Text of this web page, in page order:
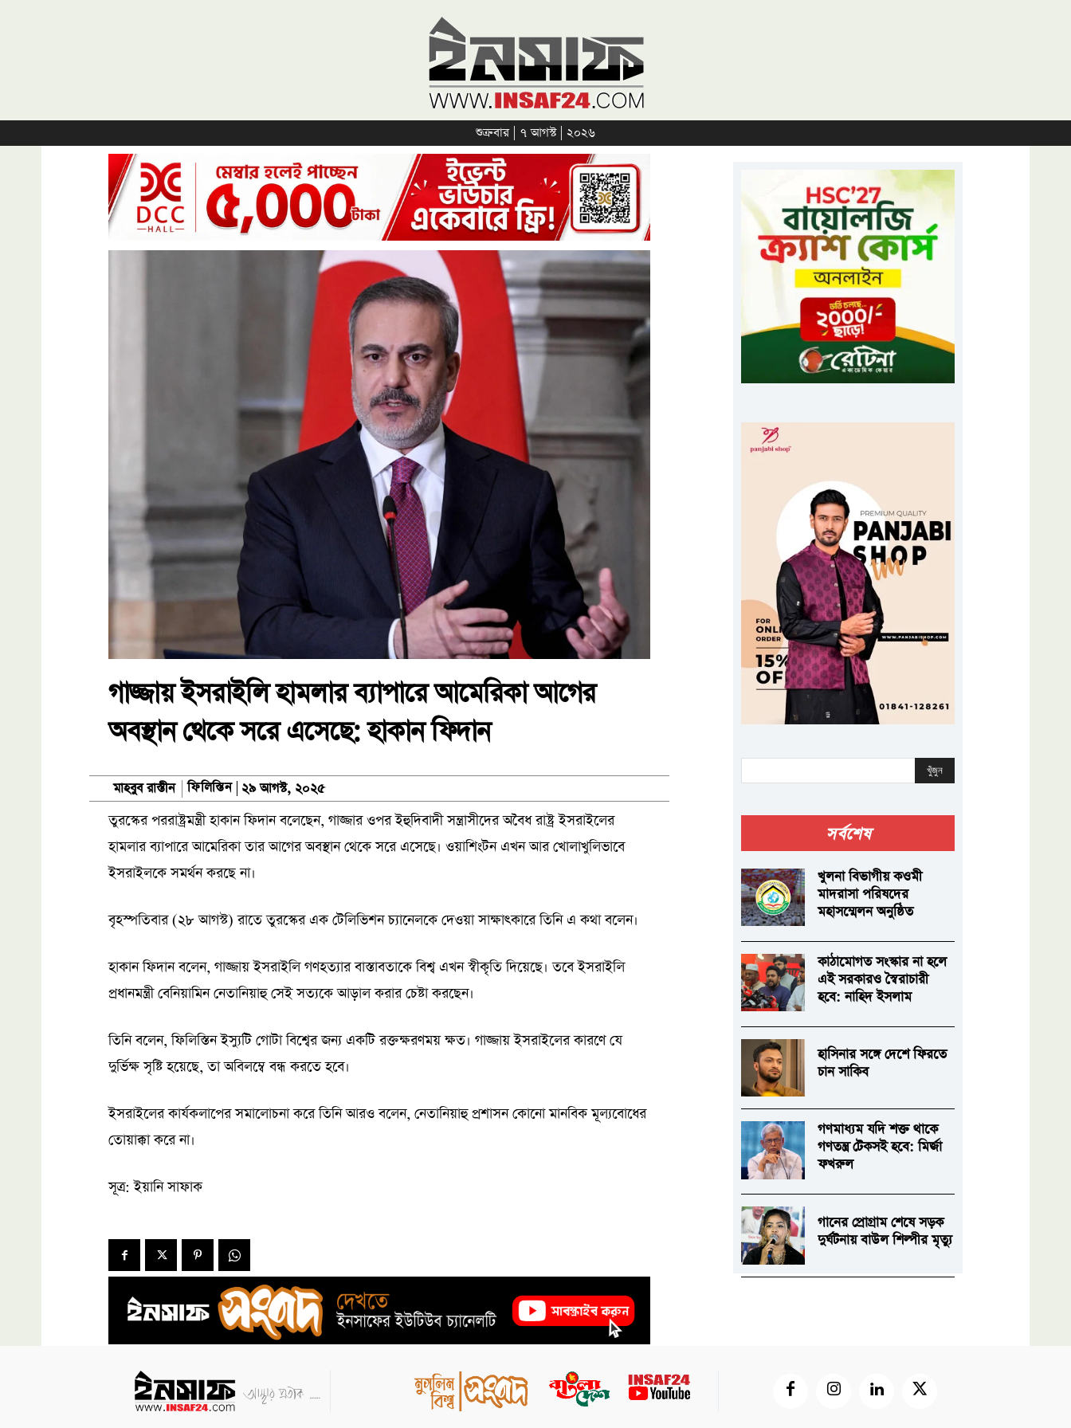
শুক্রবার | ৭ আগস্ট | ২০২৬
গাজ্জায় ইসরাইলি হামলার ব্যাপারে আমেরিকা আগের
অবস্থান থেকে সরে এসেছে: হাকান ফিদান
মাহবুব রাস্তীন ফিলিস্তিন ২৯ আগস্ট, ২০২৫
তুরস্কের পররাষ্ট্রমন্ত্রী হাকান ফিদান বলেছেন, গাজ্জার ওপর ইহুদিবাদী সন্ত্রাসীদের অবৈধ রাষ্ট্র ইসরাইলের
হামলার ব্যাপারে আমেরিকা তার আগের অবস্থান থেকে সরে এসেছে। ওয়াশিংটন এখন আর খোলাখুলিভাবে
ইসরাইলকে সমর্থন করছে না।
বৃহস্পতিবার (২৮ আগস্ট) রাতে তুরস্কের এক টেলিভিশন চ্যানেলকে দেওয়া সাক্ষাৎকারে তিনি এ কথা বলেন।
হাকান ফিদান বলেন, গাজ্জায় ইসরাইলি গণহত্যার বাস্তাবতাকে বিশ্ব এখন স্বীকৃতি দিয়েছে। তবে ইসরাইলি
প্রধানমন্ত্রী বেনিয়ামিন নেতানিয়াহু সেই সত্যকে আড়াল করার চেষ্টা করছেন।
তিনি বলেন, ফিলিস্তিন ইস্যুটি গোটা বিশ্বের জন্য একটি রক্তক্ষরণময় ক্ষত। গাজ্জায় ইসরাইলের কারণে যে
দুর্ভিক্ষ সৃষ্টি হয়েছে, তা অবিলম্বে বন্ধ করতে হবে।
ইসরাইলের কার্যকলাপের সমালোচনা করে তিনি আরও বলেন, নেতানিয়াহু প্রশাসন কোনো মানবিক মূল্যবোধের
তোয়াক্কা করে না।
সূত্র: ইয়ানি সাফাক
খুঁজুন
সর্বশেষ
খুলনা বিভাগীয় কওমী
মাদরাসা পরিষদের
মহাসম্মেলন অনুষ্ঠিত
কাঠামোগত সংস্কার না হলে
এই সরকারও স্বৈরাচারী
হবে: নাহিদ ইসলাম
হাসিনার সঙ্গে দেশে ফিরতে
চান সাকিব
গণমাধ্যম যদি শক্ত থাকে
গণতন্ত্র টেকসই হবে: মির্জা
ফখরুল
গানের প্রোগ্রাম শেষে সড়ক
দুর্ঘটনায় বাউল শিল্পীর মৃত্যু